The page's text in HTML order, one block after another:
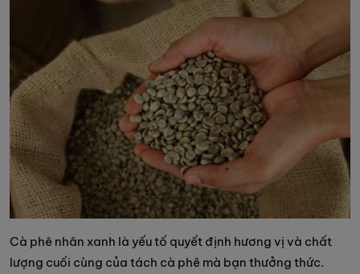
Cà phê nhân xanh là yếu tố quyết định hương vị và chất
lượng cuối cùng của tách cà phê mà bạn thưởng thức.